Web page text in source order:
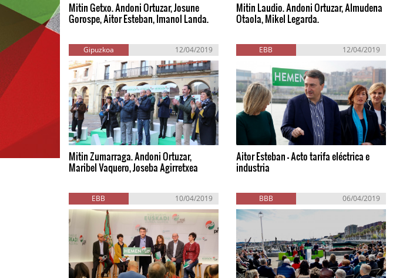
Mitin Getxo. Andoni Ortuzar, Josune
Gorospe, Aitor Esteban, Imanol Landa.
Mitin Laudio. Andoni Ortuzar, Almudena
Otaola, Mikel Legarda.
Gipuzkoa 12/04/2019
Mitin Zumarraga. Andoni Ortuzar,
Maribel Vaquero, Joseba Agirretxea
EBB 12/04/2019
Aitor Esteban - Acto tarifa eléctrica e
industria
EBB 10/04/2019 BBB 06/04/2019